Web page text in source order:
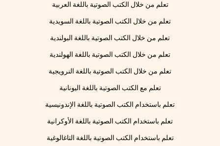
تعلم من خلال الكتب الصوتية باللغة العربية
تعلم من خلال الكتب الصوتية باللغة السويدية
تعلم من خلال الكتب الصوتية باللغة البولندية
تعلم من خلال الكتب الصوتية باللغة الهولندية
تعلم من خلال الكتب الصوتية باللغة النرويجية
تعلم مع الكتب الصوتية باللغة اليونانية
تعلم باستخدام الكتب الصوتية باللغة الإندونيسية
تعلم باستخدام الكتب الصوتية باللغة الأوكرانية
تعلم باستخدام الكتب الصوتية باللغة التاغالوغية